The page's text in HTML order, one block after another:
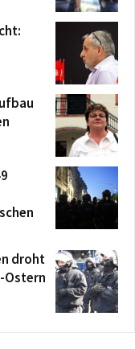
droht
Ostern